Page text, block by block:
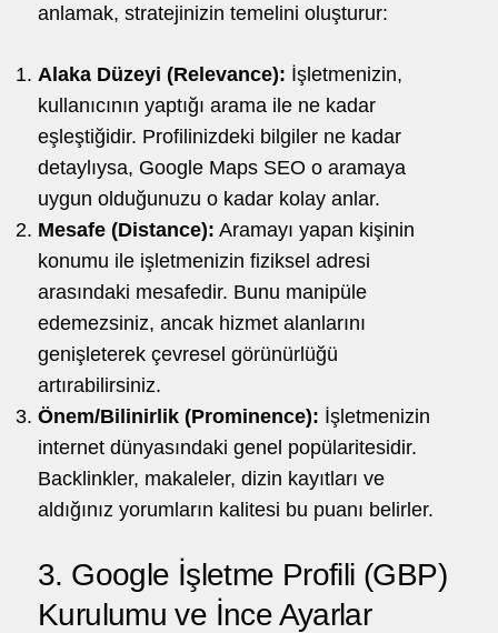
anlamak, stratejinizin temelini oluşturur:
Alaka Düzeyi (Relevance): İşletmenizin,
kullanıcının yaptığı arama ile ne kadar
eşleştiğidir. Profilinizdeki bilgiler ne kadar
detaylıysa, Google Maps SEO o aramaya
uygun olduğunuzu o kadar kolay anlar.
Mesafe (Distance): Aramayı yapan kişinin
konumu ile işletmenizin fiziksel adresi
arasındaki mesafedir. Bunu manipüle
edemezsiniz, ancak hizmet alanlarını
genişleterek çevresel görünürlüğü
artırabilirsiniz.
Önem/Bilinirlik (Prominence): İşletmenizin
internet dünyasındaki genel popülaritesidir.
Backlinkler, makaleler, dizin kayıtları ve
aldığınız yorumların kalitesi bu puanı belirler.
3. Google İşletme Profili (GBP)
Kurulumu ve İnce Ayarlar